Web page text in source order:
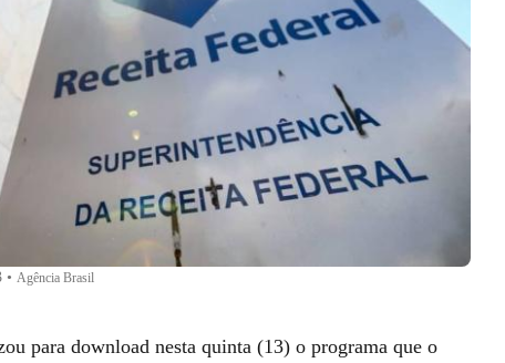
• Agência Brasil
para download nesta quinta (13) o programa que o